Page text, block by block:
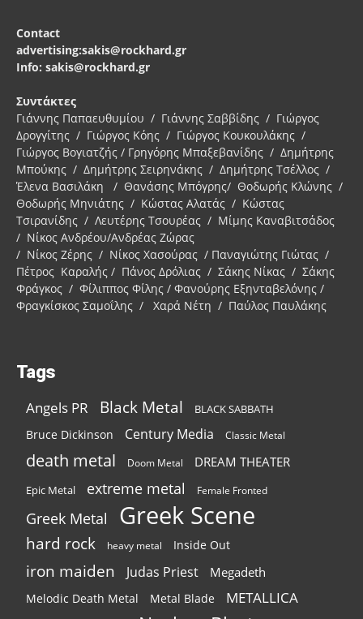
Contact
advertising:sakis@rockhard.gr
Info: sakis@rockhard.gr
Συντάκτες
Γιάννης Παπαευθυμίου / Γιάννης Σαββίδης / Γιώργος
Δρογγίτης / Γιώργος Κόης / Γιώργος Κουκουλάκης /
Γιώργος Βογιατζής / Γρηγόρης Μπαξεβανίδης / Δημήτρης
Μπούκης / Δημήτρης Σειρηνάκης / Δημήτρης Τσέλλος /
Έλενα Βασιλάκη / Θανάσης Μπόγρης/ Θοδωρής Κλώνης /
Θοδωρής Μηνιάτης / Κώστας Αλατάς / Κώστας
Τσιρανίδης / Λευτέρης Τσουρέας / Μίμης Καναβιτσάδος
/ Νίκος Ανδρέου/Ανδρέας Ζώρας
/ Νίκος Ζέρης / Νίκος Χασούρας / Παναγιώτης Γιώτας /
Πέτρος Καραλής / Πάνος Δρόλιας / Σάκης Νίκας / Σάκης
Φράγκος / Φίλιππος Φίλης / Φανούρης Εξηνταβελόνης /
Φραγκίσκος Σαμοΐλης / Χαρά Νέτη / Παύλος Παυλάκης
Tags
Angels PR Black Metal BLACK SABBATH
Bruce Dickinson Century Media Classic Metal
death metal Doom Metal DREAM THEATER
Epic Metal extreme metal Female Fronted
Greek Metal Greek Scene
hard rock heavy metal Inside Out
iron maiden Judas Priest Megadeth
Melodic Death Metal Metal Blade METALLICA